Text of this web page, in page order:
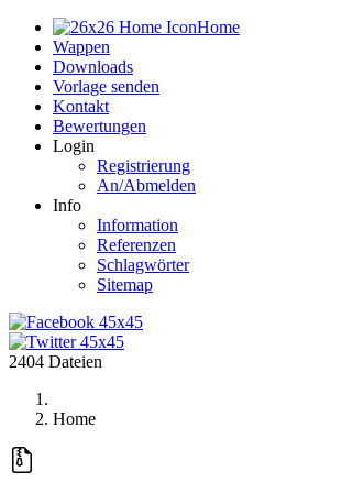
Home
Wappen
Downloads
Vorlage senden
Kontakt
Bewertungen
Login
Registrierung
An/Abmelden
Info
Information
Referenzen
Schlagwörter
Sitemap
2404 Dateien
Home